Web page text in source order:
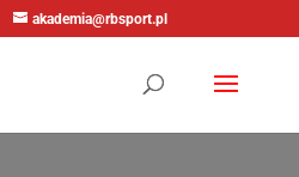
akademia@rbsport.pl